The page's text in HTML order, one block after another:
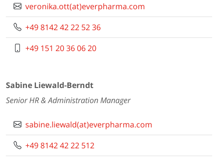
veronika.ott(at)everpharma.com
+49 8142 42 22 52 36
+49 151 20 36 06 20
Sabine Liewald-Berndt
Senior HR & Administration Manager
sabine.liewald(at)everpharma.com
+49 8142 42 22 512